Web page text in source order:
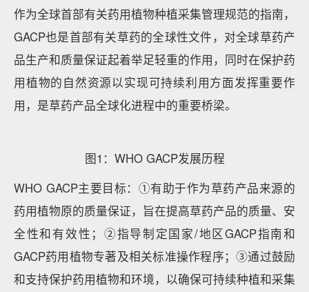
作为全球首部有关药用植物种植采集管理规范的指南，
GACP也是首部有关草药的全球性文件，对全球草药产
品生产和质量保证起着举足轻重的作用，同时在保护药
用植物的自然资源以实现可持续利用方面发挥重要作
用，是草药产品全球化进程中的重要桥梁。
图1：WHO GACP发展历程
WHO GACP主要目标：①有助于作为草药产品来源的
药用植物原的质量保证，旨在提高草药产品的质量、安
全性和有效性；②指导制定国家/地区GACP指南和
GACP药用植物专著及相关标准操作程序；③通过鼓励
和支持保护药用植物和环境，以确保可持续种植和采集